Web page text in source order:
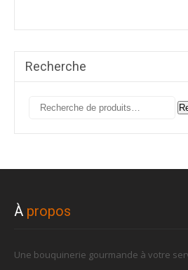
Recherche
Recherche
À propos
Une bouquinerie gourmande à votre